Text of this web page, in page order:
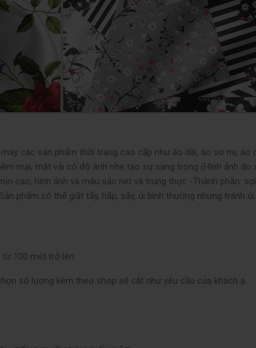
các sản phẩm thời trang cao cấp như áo dài, áo sơ mi, áo
mại, mặt vải có độ ánh nhẹ tạo sự sang trọng (Hình ảnh do
cao, hình ảnh và màu sắc nét và trung thực -Thành phần:
phẩm có thể giặt tẩy, hấp, sấy, ủi bình thường nhưng tránh
từ 100 mét trở lên
số lượng kèm theo shop sẽ cắt như yêu cầu của khách ạ.